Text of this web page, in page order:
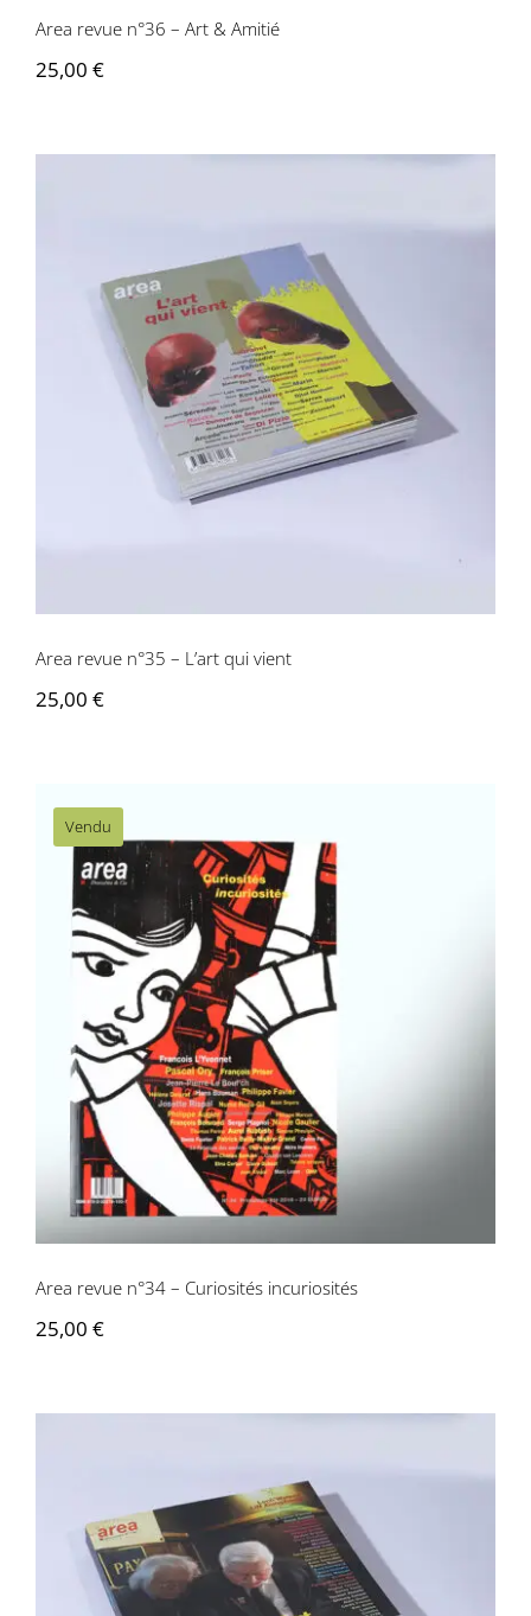
Area revue n°36 – Art & Amitié
25,00 €
Area revue n°35 – L’art qui vient
Area revue n°35 – L’art qui vient
25,00 €
Vendu
Area revue n°34 – Curiosités
incuriosités
Area revue n°34 – Curiosités incuriosités
25,00 €